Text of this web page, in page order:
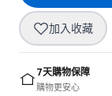
加入收藏
7天購物保障
購物更安心